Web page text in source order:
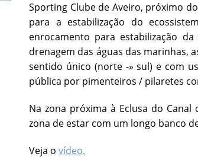
Sporting Clube de Aveiro, próximo
para a estabilização do
enrocamento para estabilização
drenagem das águas das marinhas,
sentido único (norte -» sul) e com
pública por pimenteiros / pilaretes
Na zona próxima à Eclusa do
zona de estar com um longo banco
Veja o vídeo.